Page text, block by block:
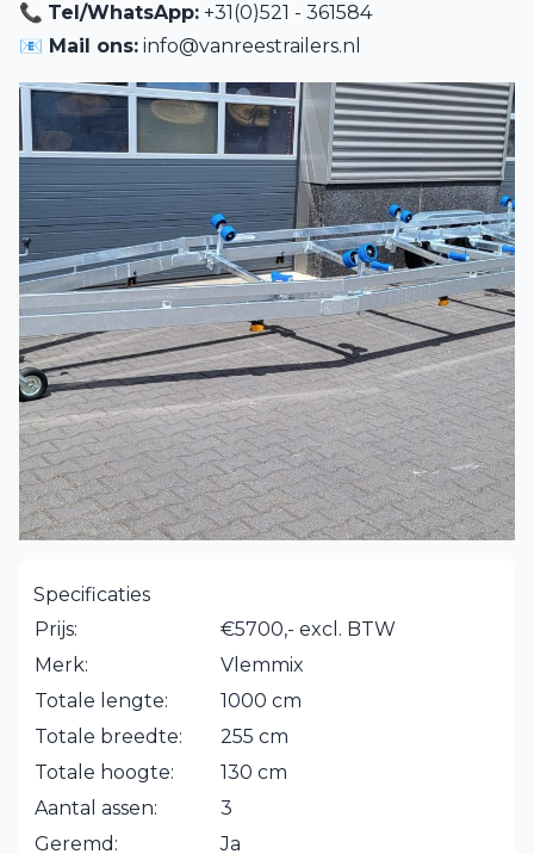
📞 Tel/WhatsApp: +31(0)521 - 361584
📧 Mail ons: info@vanreestrailers.nl
Specificaties
Prijs:
€5700,- excl. BTW
Merk:
Vlemmix
Totale lengte:
1000 cm
Totale breedte:
255 cm
Totale hoogte:
130 cm
Aantal assen:
3
Geremd:
Ja